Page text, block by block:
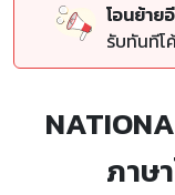
โอนย้าย
รับทันทีโ
ภาษ